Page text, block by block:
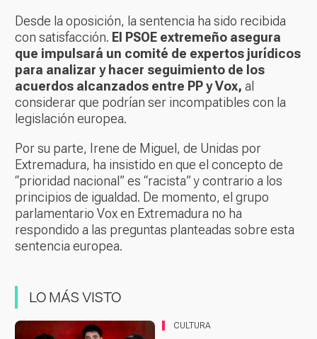
Desde la oposición, la sentencia ha sido recibida
con satisfacción. El PSOE extremeño asegura
que impulsará un comité de expertos jurídicos
para analizar y hacer seguimiento de los
acuerdos alcanzados entre PP y Vox, al
considerar que podrían ser incompatibles con la
legislación europea.
Por su parte, Irene de Miguel, de Unidas por
Extremadura, ha insistido en que el concepto de
“prioridad nacional” es “racista” y contrario a los
principios de igualdad. De momento, el grupo
parlamentario Vox en Extremadura no ha
respondido a las preguntas planteadas sobre esta
sentencia europea.
LO MÁS VISTO
CULTURA